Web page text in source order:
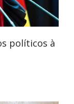
políticos à